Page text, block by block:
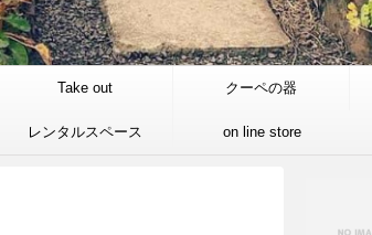
Take out クーペの器
レンタルスペース on line store